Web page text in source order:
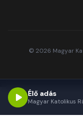
© 2026 Magyar
Élő adás
Magyar Katolikus